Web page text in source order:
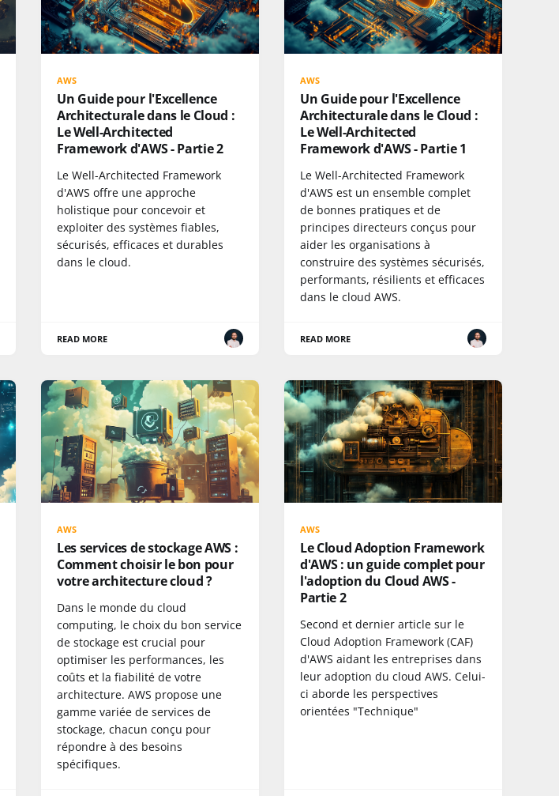
AWS
Un Guide pour l'Excellence
Architecturale dans le Cloud :
Le Well-Architected
Framework d'AWS - Partie 2
Le Well-Architected Framework
d'AWS offre une approche
holistique pour concevoir et
exploiter des systèmes fiables,
sécurisés, efficaces et durables
dans le cloud.
READ MORE
AWS
Un Guide pour l'Excellence
Architecturale dans le Cloud :
Le Well-Architected
Framework d'AWS - Partie 1
Le Well-Architected Framework
d'AWS est un ensemble complet
de bonnes pratiques et de
principes directeurs conçus pour
aider les organisations à
construire des systèmes sécurisés,
performants, résilients et efficaces
dans le cloud AWS.
READ MORE
AWS
Les services de stockage AWS :
Comment choisir le bon pour
votre architecture cloud ?
Dans le monde du cloud
computing, le choix du bon service
de stockage est crucial pour
optimiser les performances, les
coûts et la fiabilité de votre
architecture. AWS propose une
gamme variée de services de
stockage, chacun conçu pour
répondre à des besoins
spécifiques.
AWS
Le Cloud Adoption Framework
d'AWS : un guide complet pour
l'adoption du Cloud AWS -
Partie 2
Second et dernier article sur le
Cloud Adoption Framework (CAF)
d'AWS aidant les entreprises dans
leur adoption du cloud AWS. Celui-
ci aborde les perspectives
orientées "Technique"